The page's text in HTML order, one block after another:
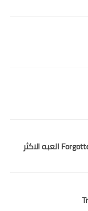
تحميل لعبة Forgotten Memories‏ العبه الاكثر